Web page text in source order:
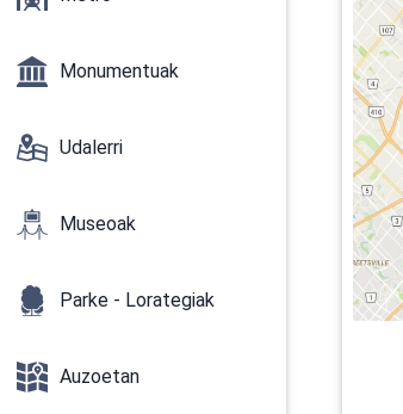
Monumentuak
Udalerri
Museoak
Parke - Lorategiak
Auzoetan